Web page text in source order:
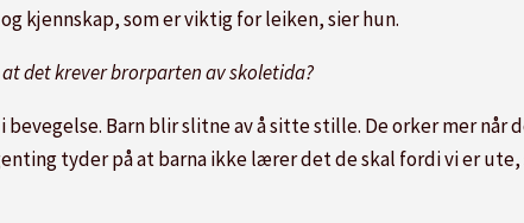
kjennskap, som er viktig for leiken, sier hun.
det krever brorparten av skoletida?
Barn blir slitne av å sitte stille. De orker mer når
tyder på at barna ikke lærer det de skal fordi vi er ute,